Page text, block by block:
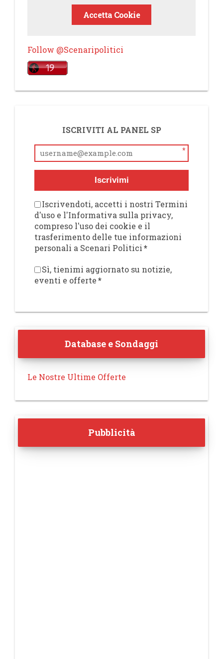
Accetta Cookie
Follow @Scenaripolitici
ISCRIVITI AL PANEL SP
*
Iscrivimi
Iscrivendoti, accetti i nostri Termini
d'uso e l'Informativa sulla privacy,
compreso l'uso dei cookie e il
trasferimento delle tue informazioni
personali a Scenari Politici*
Sì, tienimi aggiornato su notizie,
eventi e offerte*
Database e Sondaggi
Le Nostre Ultime Offerte
Pubblicità